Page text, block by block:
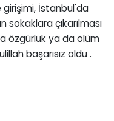
İstanbul'da
sokaklara çıkarılması
özgürlük ya da ölüm
başarısız oldu .